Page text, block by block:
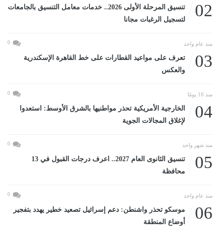
02
تنسيق المرحلة الأولى 2026.. خدمات معامل التنسيق بالجامعات
لتسجيل الرغبات مجانا
منذ عام واحد 0
03
تعرف على مواعيد القطارات على خط القاهرة الإسكندرية
والعكس
منذ 18 يومًا 0
04
الخارجية الأمريكية تحذر مواطنيها بالشرق الأوسط: استعدوا
لإغلاق المجالات الجوية
منذ شهر واحد 0
05
تنسيق الثانوى العام 2027.. اعرف درجات القبول في 13
محافظة
منذ عام واحد 0
06
موسكو تحذر واشنطن: دعم إسرائيل تصعيد خطير يهدد بتفجير
أوضاع المنطقة